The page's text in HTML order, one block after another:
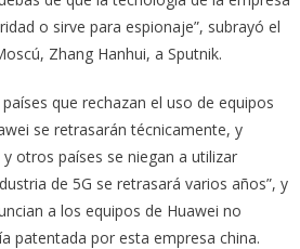
o sirve para espionaje”, subrayó el
Zhang Hanhui, a Sputnik.
que rechazan el uso de equipos
se retrasarán técnicamente, y
y otros países se niegan a utilizar
de 5G se retrasará varios años”, y
a los equipos de Huawei no
patentada por esta empresa china.